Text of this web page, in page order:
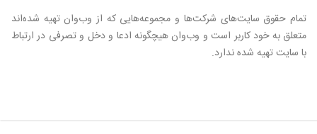
تمام حقوق سایت‌های شرکت‌ها و مجموعه‌هایی که از وب‌وان تهیه شده‌اند
متعلق به خود کاربر است و وب‌وان هیچگونه ادعا و دخل و تصرفی در ارتباط
با سایت تهیه شده ندارد.